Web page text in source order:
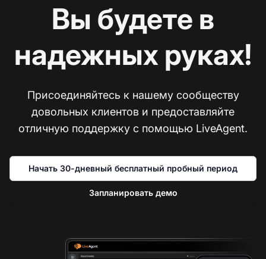
Вы будете в
надежных руках!
Присоединяйтесь к нашему сообществу
довольных клиентов и предоставляйте
отличную поддержку с помощью LiveAgent.
Начать 30-дневный бесплатный пробный период
Запланировать демо